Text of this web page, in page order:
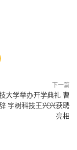
下一篇
大学举办开学典礼 曹
宇树科技王兴兴获聘
亮相